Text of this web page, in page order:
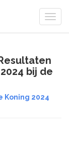
bij de
Koning 2024